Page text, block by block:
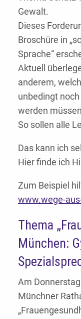
Gewalt.
Dieses
Broschüre in
Sprache“
Aktuell
anderem,
unbedingt
werden
So sollen alle
Das kann ich
Hier finde ich
Zum Beispiel
www.wege-
Thema
München:
Am
Münchner